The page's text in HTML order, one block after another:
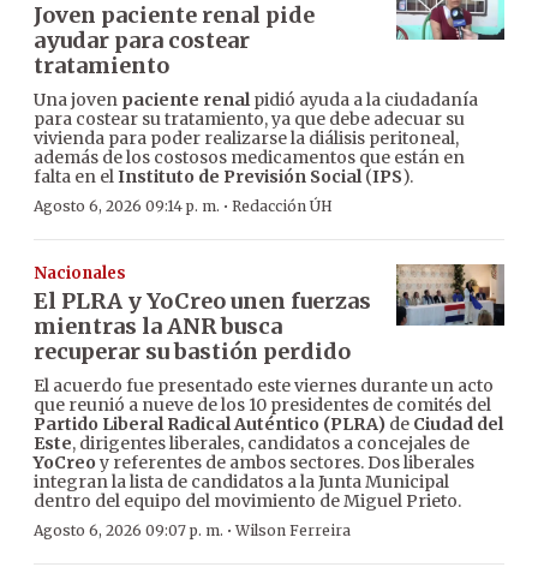
Joven paciente renal pide
ayudar para costear
tratamiento
Una joven paciente renalpidió ayuda a la ciudadanía
para costear su tratamiento, ya que debe adecuar su
vivienda para poder realizarse la diálisis peritoneal,
además de los costosos medicamentos que están en
falta en elInstituto de Previsión Social(IPS).
Agosto 6, 2026 09:14 p. m. · Redacción ÚH
Nacionales
El PLRA y YoCreo unen fuerzas
mientras la ANR busca
recuperar su bastión perdido
El acuerdo fue presentado este viernes durante un acto
que reunió a nueve de los 10 presidentes de comités del
Partido Liberal Radical Auténtico (PLRA) de Ciudad del
Este, dirigentes liberales, candidatos a concejales de
YoCreo y referentes de ambos sectores. Dos liberales
integran la lista de candidatos a la Junta Municipal
dentro del equipo del movimiento de Miguel Prieto.
Agosto 6, 2026 09:07 p. m. ·Wilson Ferreira